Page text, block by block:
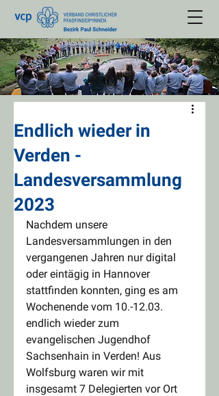
Endlich wieder in
Verden -
Landesversammlung
2023
Nachdem unsere
Landesversammlungen in den
vergangenen Jahren nur digital
oder eintägig in Hannover
stattfinden konnten, ging es am
Wochenende vom 10.-12.03.
endlich wieder zum
evangelischen Jugendhof
Sachsenhain in Verden! Aus
Wolfsburg waren wir mit
insgesamt 7 Delegierten vor Ort